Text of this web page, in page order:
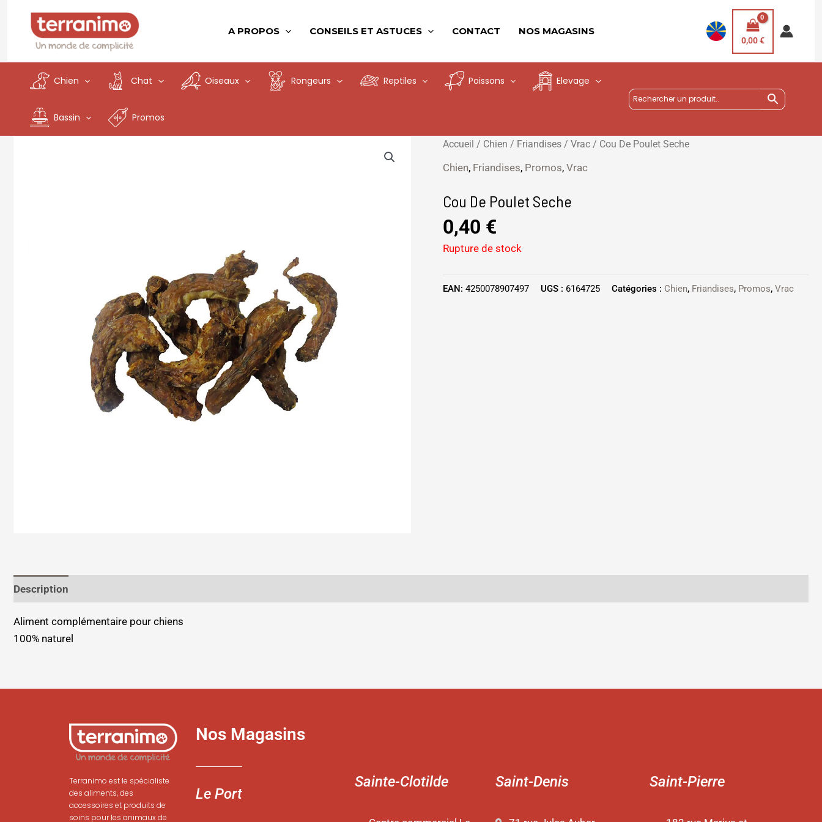
contenu
A PROPOS CONSEILS ET ASTUCES CONTACT NOS MAGASINS
0,00€
Chien Chat Oiseaux Rongeurs Reptiles Poissons Elevage
Bassin Promos
Accueil / Chien / Friandises / Vrac / Cou De Poulet Seche
Chien, Friandises, Promos, Vrac
Cou De Poulet Seche
0,40 €
Rupture de stock
EAN: 4250078907497 UGS : 6164725 Catégories : Chien, Friandises, Promos, Vrac
Description
Aliment complémentaire pour chiens
100% naturel
Terranimo est le spécialiste
des aliments, des
accessoires et produits de
soins pour les animaux de
Nos Magasins
Le Port
Sainte-Clotilde Saint-Denis Saint-Pierre